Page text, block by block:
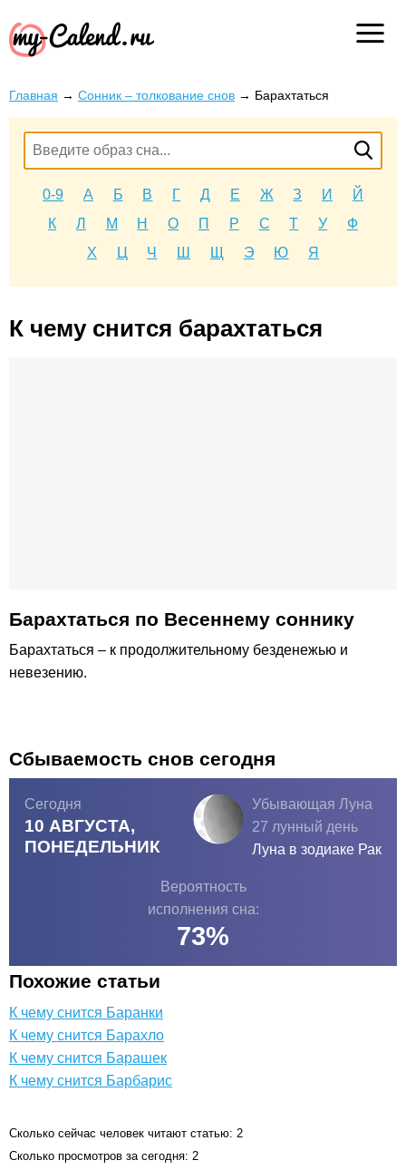
Главная → Сонник – толкование снов → Барахтаться
0-9 А Б В Г Д Е Ж З И
Й
К
Л М Н О П Р С Т У
Ф
Х
Ц Ч Ш Щ Э Ю Я
К чему снится барахтаться
Барахтаться по Весеннему соннику
Барахтаться – к продолжительному безденежью и
невезению.
Сбываемость снов сегодня
Сегодня
10 АВГУСТА,
ПОНЕДЕЛЬНИК
Убывающая Луна
27 лунный день
Луна в зодиаке Рак
Вероятность
исполнения сна:
73%
Похожие статьи
К чему снится Баранки
К чему снится Барахло
К чему снится Барашек
К чему снится Барбарис
Сколько сейчас человек читают статью: 2
Сколько просмотров за сегодня: 2